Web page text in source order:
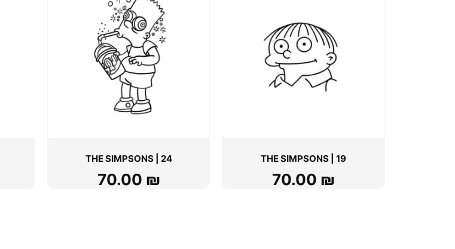
THE SIMPSONS | 19
70.00 ₪
THE SIMPSONS | 24
70.00 ₪